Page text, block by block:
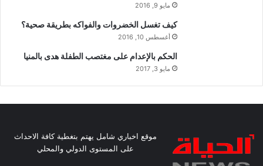
مايو 9, 2016
كيف تغسل الخضروات والفواكه بطريقة صحية؟
أغسطس 10, 2016
الحكم بالإعدام على مغتصب الطفلة هدى بالمنيا
مايو 3, 2017
موقع اخباري شامل يهتم بتغطية كافة الاحداث
على المستوى الدولي والمحلي